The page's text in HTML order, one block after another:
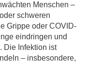
Menschen –
schweren
Grippe oder COVID-
eindringen und
Die Infektion ist
– insbesondere,